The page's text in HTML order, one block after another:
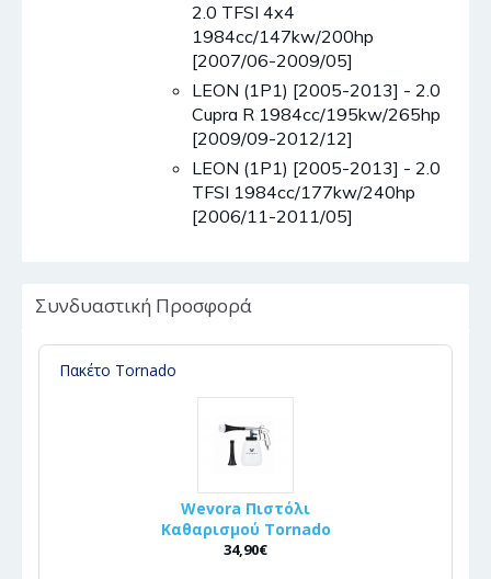
2.0 TFSI 4x4
1984cc/147kw/200hp
[2007/06-2009/05]
LEON (1P1) [2005-2013] - 2.0
Cupra R 1984cc/195kw/265hp
[2009/09-2012/12]
LEON (1P1) [2005-2013] - 2.0
TFSI 1984cc/177kw/240hp
[2006/11-2011/05]
Συνδυαστική Προσφορά
Πακέτο Tornado
Wevora Πιστόλι
Καθαρισμού Tornado
34,90€